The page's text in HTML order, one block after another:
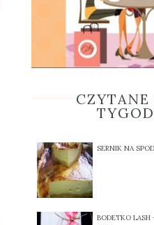
SERNIK NA
BODETKO LASH